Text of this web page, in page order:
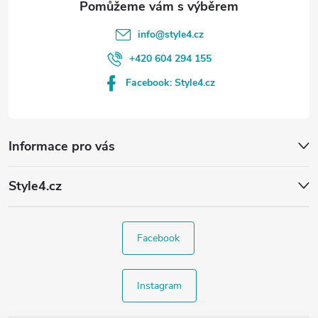
Informace pro vás
Style4.cz
info@style4.cz
+420 604 294 155
Facebook: Style4.cz
Facebook
Instagram